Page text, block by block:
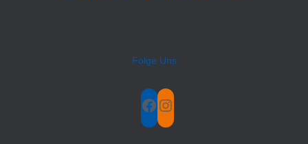
Folge Uns
FACEBOOK INSTAGRAM